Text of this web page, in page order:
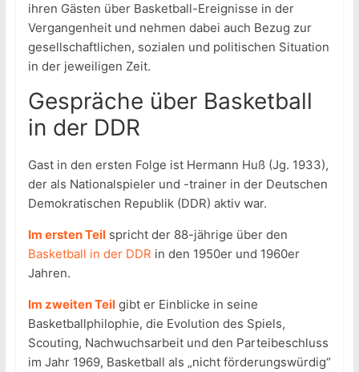
ihren Gästen über Basketball-Ereignisse in der
Vergangenheit und nehmen dabei auch Bezug zur
gesellschaftlichen, sozialen und politischen Situation
in der jeweiligen Zeit.
Gespräche über Basketball
in der DDR
Gast in den ersten Folge ist Hermann Huß (Jg. 1933),
der als Nationalspieler und -trainer in der Deutschen
Demokratischen Republik (DDR) aktiv war.
Im ersten Teilspricht der 88-jährige über den
Basketball in der DDR in den 1950er und 1960er
Jahren.
Im zweiten Teilgibt er Einblicke in seine
Basketballphilophie, die Evolution des Spiels,
Scouting, Nachwuchsarbeit und den Parteibeschluss
im Jahr 1969, Basketball als „nicht förderungswürdig“